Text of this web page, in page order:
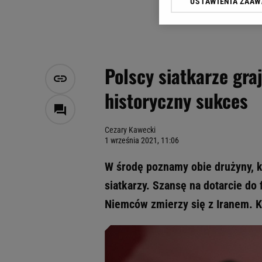
Polscy siatkarze
historyczny sukces
Cezary Kawecki
1 września 2021, 11:06
W środę poznamy obie drużyny,
siatkarzy. Szansę na dotarcie
Niemców zmierzy się z Iranem.
Klikając „Akceptuję”
Zaufanych Partnerów i
My, nasi Zaufani
Użycie dokładnych
Przechowywanie